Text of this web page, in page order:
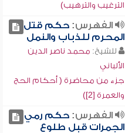
الترغيب والترهيب)
الفهرس:حكم قتل
المحرم للذباب والنمل
للشيخ: محمد ناصر الدين
الألباني
جزء من محاضرة ( أحكام الحج
والعمرة [2])
الفهرس:حكم رمي
الجمرات قبل طلوع